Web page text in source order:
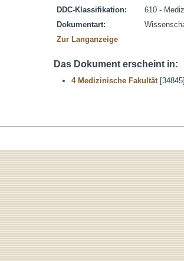
DDC-Klassifikation:
610 -
Dokumentart:
Zur Langanzeige
Das Dokument erscheint in:
4 Medizinische Fakultät[34845]